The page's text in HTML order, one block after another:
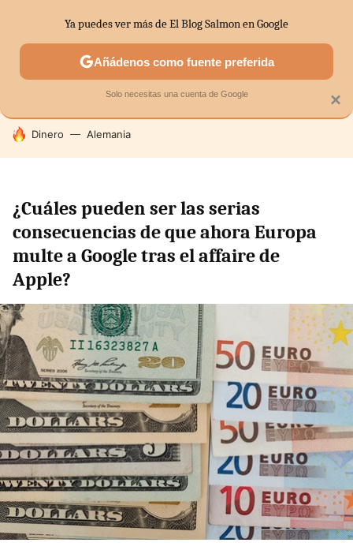
SECTORES ECONOMÍA DOMÉSTICA MERCADOS
HOY SE HABLA DE
Dinero Alemania
¿Cuáles pueden ser las serias
consecuencias de que ahora Europa
multe a Google tras el affaire de
Apple?
×
Ya puedes ver más de El Blog Salmon en Google
Añádenos como fuente preferida
Solo necesitas una cuenta de Google